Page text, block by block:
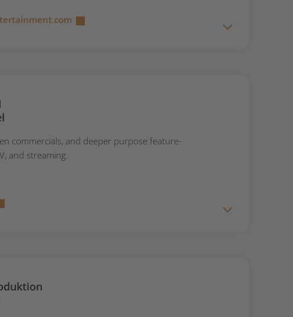
commercials, and deeper purpose feature-
and streaming.